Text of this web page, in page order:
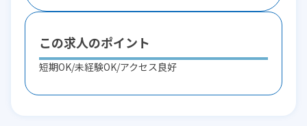
この求人のポイント
短期OK/未経験OK/アクセス良好